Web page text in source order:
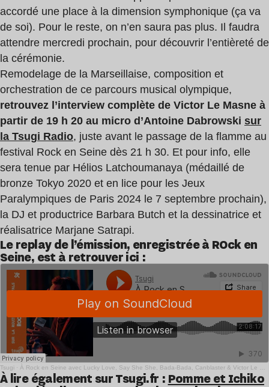
accordé une place à la dimension symphonique (ça va
de soi). Pour le reste, on n’en saura pas plus. Il faudra
attendre mercredi prochain, pour découvrir l’entièreté de
la cérémonie.
Remodelage de la Marseillaise, composition et
orchestration de ce parcours musical olympique,
retrouvez l’interview complète de Victor Le Masne à
partir de 19 h 20 au micro d’Antoine Dabrowski sur
la Tsugi Radio, juste avant le passage de la flamme au
festival Rock en Seine dès 21 h 30. Et pour info, elle
sera tenue par Hélios Latchoumanaya (médaillé de
bronze Tokyo 2020 et en lice pour les Jeux
Paralympiques de Paris 2024 le 7 septembre prochain),
la DJ et productrice Barbara Butch et la dessinatrice et
réalisatrice Marjane Satrapi.
Le replay de l’émission, enregistrée à ROck en
Seine, est à retrouver ici :
Tsugi · À Rock en Seine avec Lucky Love, Say She She, Bada-Bada, Canblaster & Victor Le Masne
À lire également sur Tsugi.fr : Pomme et Ichiko